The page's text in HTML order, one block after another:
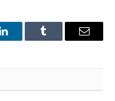
LinkedInTumblr Email